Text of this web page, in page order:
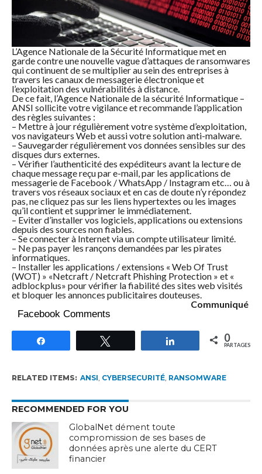
L’Agence Nationale de la Sécurité Informatique met en
garde contre une nouvelle vague d’attaques de ransomwares
qui continuent de se multiplier au sein des entreprises à
travers les canaux de messagerie électronique et
l’exploitation des vulnérabilités à distance.
De ce fait, l’Agence Nationale de la sécurité Informatique –
ANSI sollicite votre vigilance et recommande l’application
des règles suivantes :
– Mettre à jour régulièrement votre système d’exploitation,
vos navigateurs Web et aussi votre solution anti-malware.
– Sauvegarder régulièrement vos données sensibles sur des
disques durs externes.
– Vérifier l’authenticité des expéditeurs avant la lecture de
chaque message reçu par e-mail, par les applications de
messagerie de Facebook / WhatsApp / Instagram etc… ou à
travers vos réseaux sociaux et en cas de doute n’y répondez
pas, ne cliquez pas sur les liens hypertextes ou les images
qu’il contient et supprimer le immédiatement.
– Eviter d’installer vos logiciels, applications ou extensions
depuis des sources non fiables.
– Se connecter à Internet via un compte utilisateur limité.
– Ne pas payer les rançons demandées par les pirates
informatiques.
– Installer les applications / extensions « Web Of Trust
(WOT) » «Netcraft / Netcraft Phishing Protection » et «
adblockplus» pour vérifier la fiabilité des sites web visités
et bloquer les annonces publicitaires douteuses.
Communiqué
Facebook Comments
Partagez 0
PARTAGES
RELATED ITEMS: ANSI CYBERSECURITÉ, RANSOMWARE
RECOMMENDED FOR YOU
GlobalNet dément toute
compromission de ses bases de
données après une alerte du CERT
financier